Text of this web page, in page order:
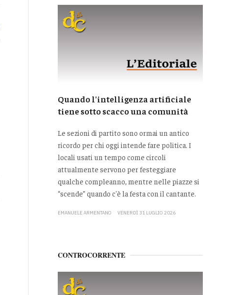
Quando l'intelligenza artificiale
tiene sotto scacco una comunità
Le sezioni di partito sono ormai un antico
ricordo per chi oggi intende fare politica. I
locali usati un tempo come circoli
attualmente servono per festeggiare
qualche compleanno, mentre nelle piazze si
“scende” quando c'è la festa con il cantante.
EMANUELE ARMENTANO VENERDÌ 31 LUGLIO 2026
CONTROCORRENTE